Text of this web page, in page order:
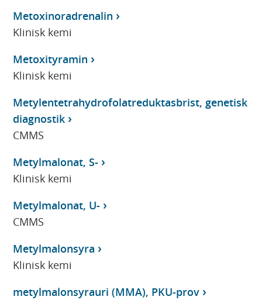
Metoxinoradrenalin
Klinisk kemi
Metoxityramin
Klinisk kemi
Metylentetrahydrofolatreduktasbrist, genetisk
diagnostik
CMMS
Metylmalonat, S-
Klinisk kemi
Metylmalonat, U-
CMMS
Metylmalonsyra
Klinisk kemi
metylmalonsyrauri (MMA), PKU-prov